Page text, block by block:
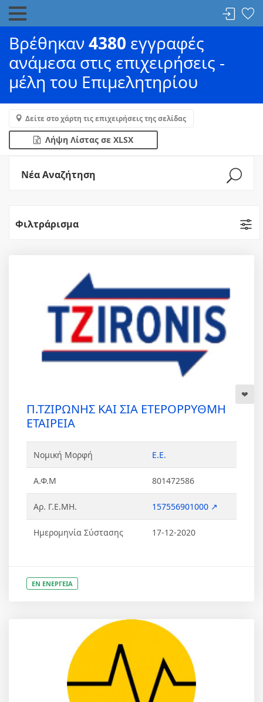
Βρέθηκαν4380 εγγραφές
ανάμεσα στις επιχειρήσεις -
μέλη του Επιμελητηρίου
Δείτε στο χάρτη τις επιχειρήσεις της σελίδας
Λήψη Λίστας σε XLSX
Νέα Αναζήτηση
Φιλτράρισμα
Π.ΤΖΙΡΩΝΗΣ ΚΑΙ ΣΙΑ ΕΤΕΡΟΡΡΥΘΜΗ
ΕΤΑΙΡΕΙΑ
Νομική Μορφή Ε.Ε.
Α.Φ.Μ 801472586
Αρ. Γ.Ε.ΜΗ. 157556901000 ↗
Ημερομηνία Σύστασης 17-12-2020
ΕΝ ΕΝΕΡΓΕΙΑ